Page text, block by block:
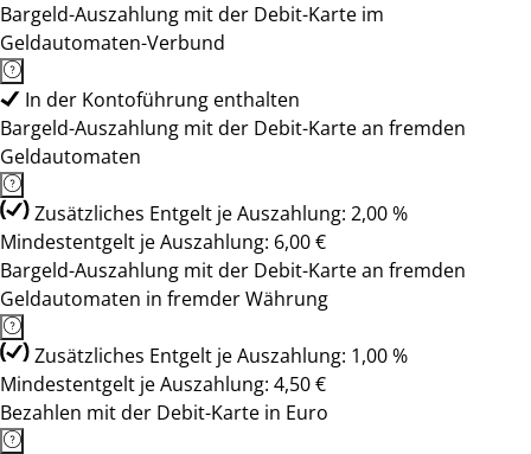
Bargeld-Auszahlung mit der Debit-Karte im
Geldautomaten-Verbund
In der Kontoführung enthalten
Bargeld-Auszahlung mit der Debit-Karte an fremden
Geldautomaten
Zusätzliches Entgelt je Auszahlung: 2,00 %
Mindestentgelt je Auszahlung: 6,00 €
Bargeld-Auszahlung mit der Debit-Karte an fremden
Geldautomaten in fremder Währung
Zusätzliches Entgelt je Auszahlung: 1,00 %
Mindestentgelt je Auszahlung: 4,50 €
Bezahlen mit der Debit-Karte in Euro